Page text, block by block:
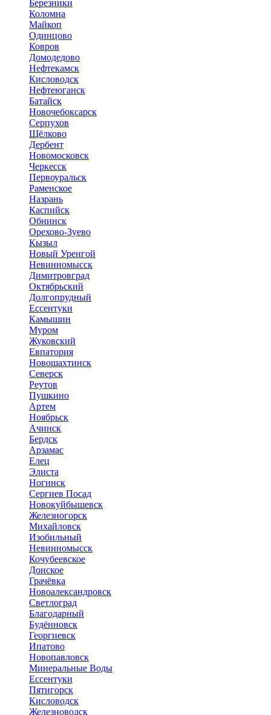
Березники
Коломна
Майкоп
Одинцово
Ковров
Домодедово
Нефтекамск
Кисловодск
Нефтеюганск
Батайск
Новочебоксарск
Серпухов
Щёлково
Дербент
Новомосковск
Черкесск
Первоуральск
Раменское
Назрань
Каспийск
Обнинск
Орехово-Зуево
Кызыл
Новый Уренгой
Невинномысск
Димитровград
Октябрьский
Долгопрудный
Ессентуки
Камышин
Муром
Жуковский
Евпатория
Новошахтинск
Северск
Реутов
Пушкино
Артем
Ноябрьск
Ачинск
Бердск
Арзамас
Елец
Элиста
Ногинск
Сергиев Посад
Новокуйбышевск
Железногорск
Михайловск
Изобильный
Невинномысск
Кочубеевское
Донское
Грачёвка
Новоалександровск
Светлоград
Благодарный
Будённовск
Георгиевск
Ипатово
Новопавловск
Минеральные Воды
Ессентуки
Пятигорск
Кисловодск
Железноводск